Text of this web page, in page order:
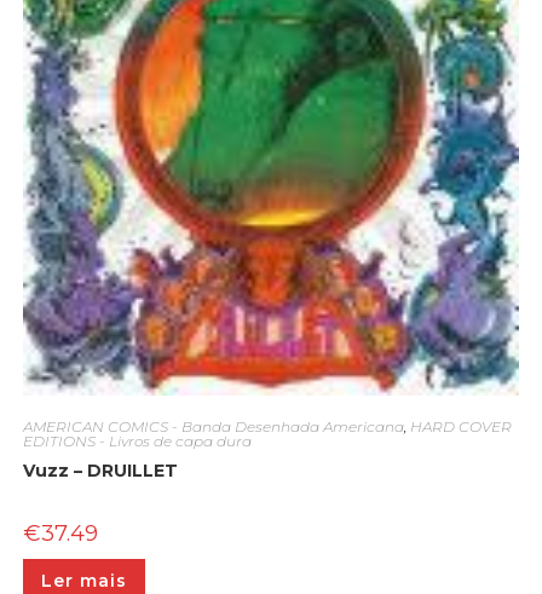
AMERICAN COMICS - Banda Desenhada Americana, HARD COVER
EDITIONS - Livros de capa dura
Vuzz – DRUILLET
€37.49
Ler mais